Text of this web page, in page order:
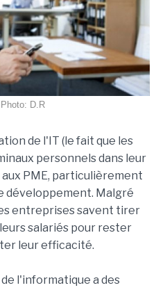
D.R
de l'IT (le fait que les
personnels dans leur
PME, particulièrement
développement. Malgré
entreprises savent tirer
salariés pour rester
leur efficacité.
l'informatique a des